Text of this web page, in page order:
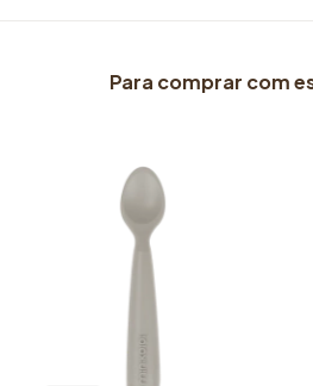
Para comprar com